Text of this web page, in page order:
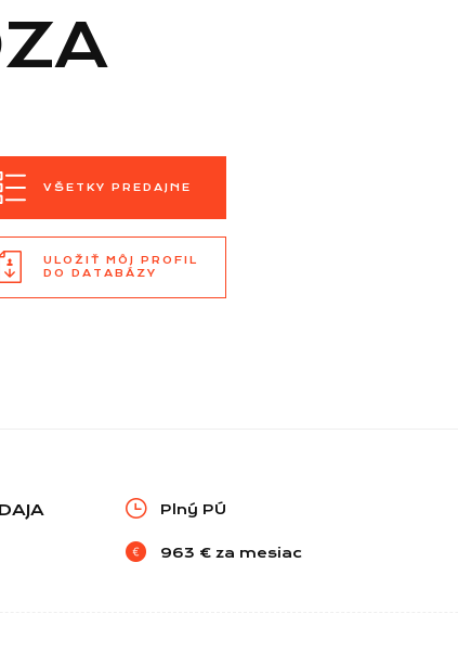
VŠETKY PREDAJNE
ULOŽIŤ MÔJ PROFIL
DO DATABÁZY
Plný PÚ
963 € za mesiac